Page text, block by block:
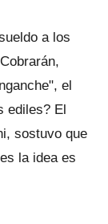
a los
el
ediles? El
sostuvo que
la idea es